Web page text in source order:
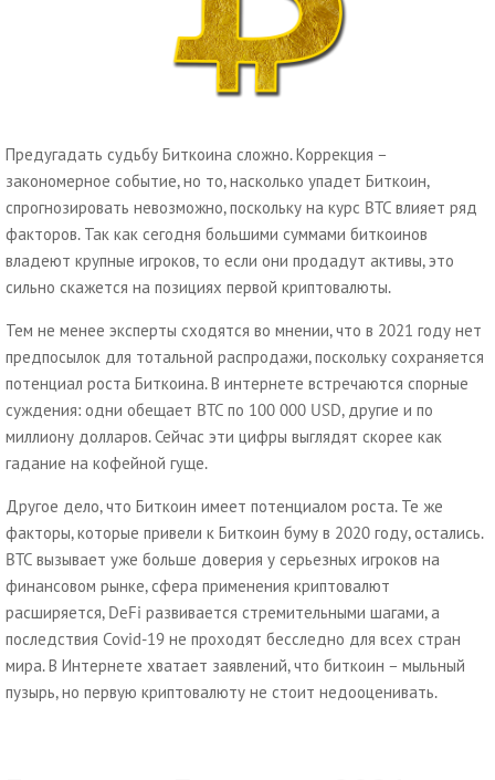
Предугадать судьбу Биткоина сложно. Коррекция –
закономерное событие, но то, насколько упадет Биткоин,
спрогнозировать невозможно, поскольку на курс BTC влияет ряд
факторов. Так как сегодня большими суммами биткоинов
владеют крупные игроков, то если они продадут активы, это
сильно скажется на позициях первой криптовалюты.
Тем не менее эксперты сходятся во мнении, что в 2021 году нет
предпосылок для тотальной распродажи, поскольку сохраняется
потенциал роста Биткоина. В интернете встречаются спорные
суждения: одни обещает BTC по 100 000 USD, другие и по
миллиону долларов. Сейчас эти цифры выглядят скорее как
гадание на кофейной гуще.
Другое дело, что Биткоин имеет потенциалом роста. Те же
факторы, которые привели к Биткоин буму в 2020 году, остались.
BTC вызывает уже больше доверия у серьезных игроков на
финансовом рынке, сфера применения криптовалют
расширяется, DeFi развивается стремительными шагами, а
последствия Covid-19 не проходят бесследно для всех стран
мира. В Интернете хватает заявлений, что биткоин – мыльный
пузырь, но первую криптовалюту не стоит недооценивать.